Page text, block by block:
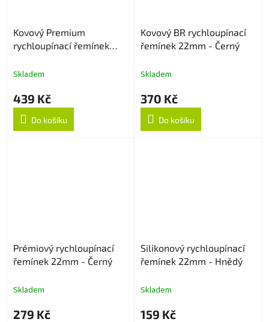
Kovový Premium
rychloupínací řemínek
Skladem
439 Kč
Do košíku
Kovový BR rychloupínací
řemínek 22mm - Černý
Skladem
370 Kč
Do košíku
Prémiový rychloupínací
řemínek 22mm - Černý
Skladem
279 Kč
Silikonový rychloupínací
řemínek 22mm - Hnědý
Skladem
159 Kč